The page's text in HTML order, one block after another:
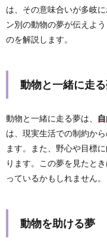
は、その意味合いが多岐
ン別の動物の夢が伝えよ
のを解説します。
動物と一緒に走
動物と一緒に走る夢は、
は、現実生活での制約か
ます。また、野心や目標
ります。この夢を見たと
っているかもしれません。
動物を助ける夢